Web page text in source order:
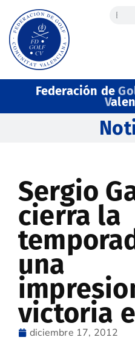
Federación de
V
Sergio
cierra la
una
victoria
diciembre 17, 2012